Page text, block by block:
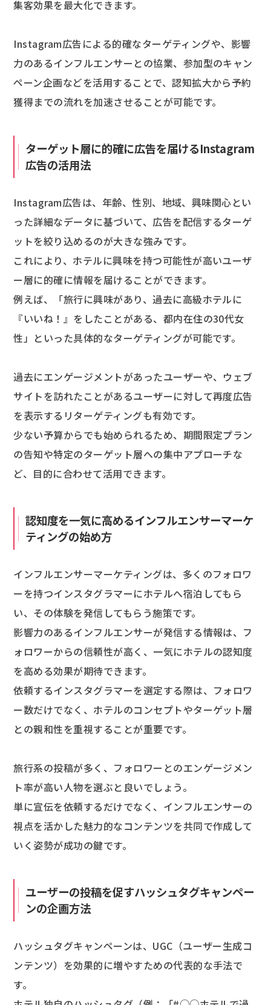
集客効果を最大化できます。
Instagram広告による的確なターゲティングや、影響
力のあるインフルエンサーとの協業、参加型のキャン
ペーン企画などを活用することで、認知拡大から予約
獲得までの流れを加速させることが可能です。
ターゲット層に的確に広告を届けるInstagram
広告の活用法
Instagram広告は、年齢、性別、地域、興味関心とい
った詳細なデータに基づいて、広告を配信するターゲ
ットを絞り込めるのが大きな強みです。
これにより、ホテルに興味を持つ可能性が高いユーザ
ー層に的確に情報を届けることができます。
例えば、「旅行に興味があり、過去に高級ホテルに
『いいね！』をしたことがある、都内在住の30代女
性」といった具体的なターゲティングが可能です。
過去にエンゲージメントがあったユーザーや、ウェブ
サイトを訪れたことがあるユーザーに対して再度広告
を表示するリターゲティングも有効です。
少ない予算からでも始められるため、期間限定プラン
の告知や特定のターゲット層への集中アプローチな
ど、目的に合わせて活用できます。
認知度を一気に高めるインフルエンサーマーケ
ティングの始め方
インフルエンサーマーケティングは、多くのフォロワ
ーを持つインスタグラマーにホテルへ宿泊してもら
い、その体験を発信してもらう施策です。
影響力のあるインフルエンサーが発信する情報は、フ
ォロワーからの信頼性が高く、一気にホテルの認知度
を高める効果が期待できます。
依頼するインスタグラマーを選定する際は、フォロワ
ー数だけでなく、ホテルのコンセプトやターゲット層
との親和性を重視することが重要です。
旅行系の投稿が多く、フォロワーとのエンゲージメン
ト率が高い人物を選ぶと良いでしょう。
単に宣伝を依頼するだけでなく、インフルエンサーの
視点を活かした魅力的なコンテンツを共同で作成して
いく姿勢が成功の鍵です。
ユーザーの投稿を促すハッシュタグキャンペー
ンの企画方法
ハッシュタグキャンペーンは、UGC（ユーザー生成コ
ンテンツ）を効果的に増やすための代表的な手法で
す。